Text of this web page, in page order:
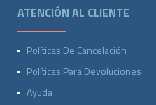
ATENCIÓN AL CLIENTE
Políticas De Cancelación
Políticas Para Devoluciones
Ayuda